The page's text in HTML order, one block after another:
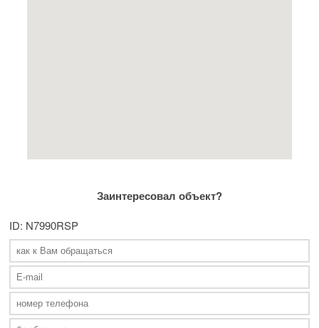
Заинтересовал объект?
ID: N7990RSP